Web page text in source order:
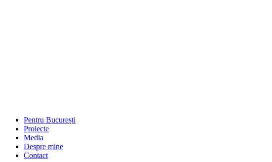
Main
Menu
Pentru București
Proiecte
Media
Despre mine
Contact